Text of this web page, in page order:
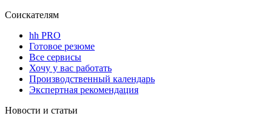
Соискателям
hh PRO
Готовое резюме
Все сервисы
Хочу у вас работать
Производственный календарь
Экспертная рекомендация
Новости и статьи